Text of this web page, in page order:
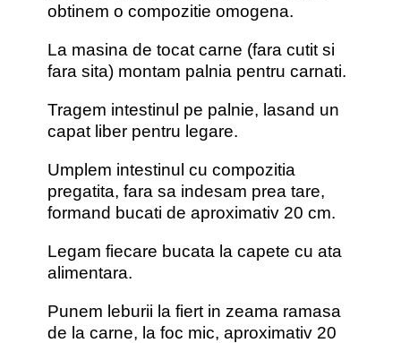
obtinem o compozitie omogena.
La masina de tocat carne (fara cutit si
fara sita) montam palnia pentru carnati.
Tragem intestinul pe palnie, lasand un
capat liber pentru legare.
Umplem intestinul cu compozitia
pregatita, fara sa indesam prea tare,
formand bucati de aproximativ 20 cm.
Legam fiecare bucata la capete cu ata
alimentara.
Punem leburii la fiert in zeama ramasa
de la carne, la foc mic, aproximativ 20